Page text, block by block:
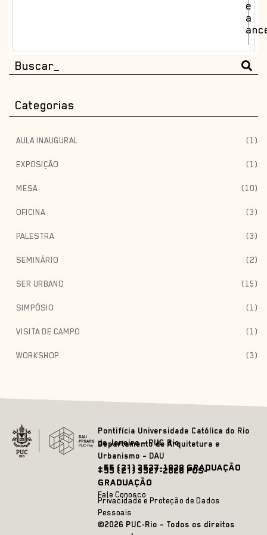
e
a
Categorias
AULA INAUGURAL (1)
EXPOSIÇÃO (1)
MESA (10)
OFICINA (3)
PALESTRA (3)
SEMINÁRIO (2)
SER URBANO (15)
SIMPÓSIO (1)
VISITA DE CAMPO (1)
WORKSHOP (3)
Pontifícia Universidade Católica do Rio
de Janeiro – PUC Rio
Departamento de Arquitetura e
Urbanismo – DAU
+55 (21) 3527-1828 GRADUAÇÃO
+55 (21) 3527-2628 PÓS-
GRADUAÇÃO
Fale Conosco
Privacidade e Proteção de Dados
Pessoais
©2026 PUC-Rio – Todos os direitos